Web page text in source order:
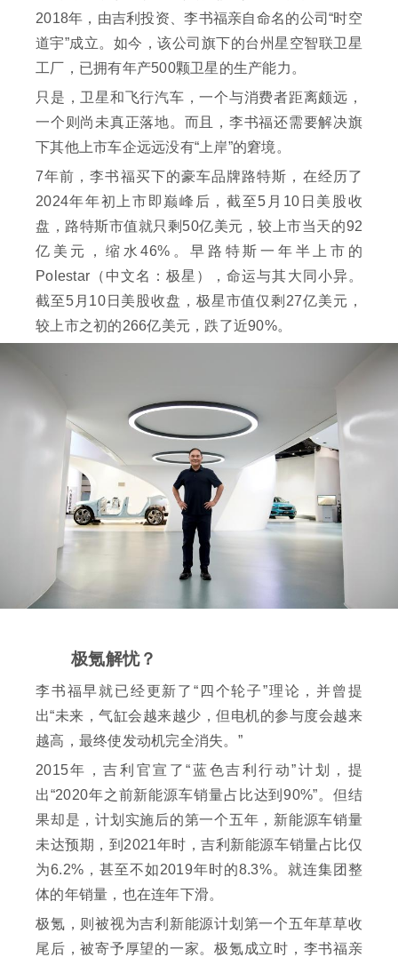
2018年，由吉利投资、李书福亲自命名的公司“时空
道宇”成立。如今，该公司旗下的台州星空智联卫星
工厂，已拥有年产500颗卫星的生产能力。
只是，卫星和飞行汽车，一个与消费者距离颇远，
一个则尚未真正落地。而且，李书福还需要解决旗
下其他上市车企远远没有“上岸”的窘境。
7年前，李书福买下的豪车品牌路特斯，在经历了
2024年年初上市即巅峰后，截至5月10日美股收
盘，路特斯市值就只剩50亿美元，较上市当天的92
亿美元，缩水46%。早路特斯一年半上市的
Polestar（中文名：极星），命运与其大同小异。
截至5月10日美股收盘，极星市值仅剩27亿美元，
较上市之初的266亿美元，跌了近90%。
极氪解忧？
李书福早就已经更新了“四个轮子”理论，并曾提
出“未来，气缸会越来越少，但电机的参与度会越来
越高，最终使发动机完全消失。”
2015年，吉利官宣了“蓝色吉利行动”计划，提
出“2020年之前新能源车销量占比达到90%”。但结
果却是，计划实施后的第一个五年，新能源车销量
未达预期，到2021年时，吉利新能源车销量占比仅
为6.2%，甚至不如2019年时的8.3%。就连集团整
体的年销量，也在连年下滑。
极氪，则被视为吉利新能源计划第一个五年草草收
尾后，被寄予厚望的一家。极氪成立时，李书福亲